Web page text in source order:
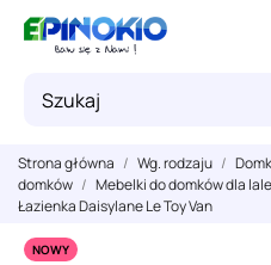
Strona główna Wg. rodzaju
domków
Mebelki do domków dla
Łazienka Daisylane Le Toy Van
NOWY